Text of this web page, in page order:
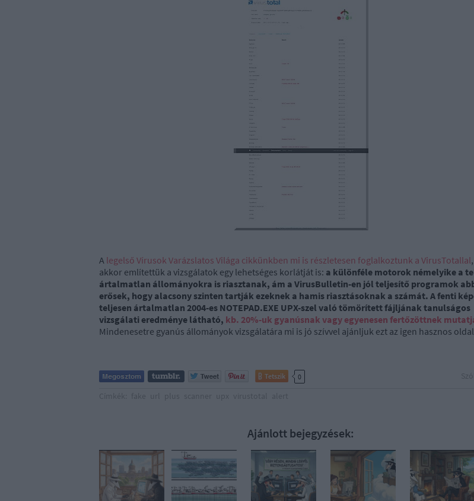
A legelső Vírusok Varázslatos Világa cikkünkben mi is részletesen foglalkoztunk a VirusTotallal
akkor említettük a vizsgálatok egy lehetséges korlátját is: a különféle motorok némelyike a
ártalmatlan állományokra is riasztanak, ám a VirusBulletin-en jól teljesítő programok
erősek, hogy alacsony szinten tartják ezeknek a hamis riasztásoknak a számát. A fenti
teljesen ártalmatlan 2004-es NOTEPAD.EXE UPX-szel való tömörített fájljának tanulságos
vizsgálati eredménye látható, kb. 20%-uk gyanúsnak vagy egyenesen fertőzöttnek
Mindenesetre gyanús állományok vizsgálatára mi is jó szívvel ajánljuk ezt az igen hasznos
Tetszik 0
Ajánlott bejegyzések: